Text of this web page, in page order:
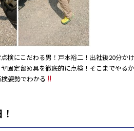
検にこだわる男！戸本裕二！出社後20分か
固定留め具を徹底的に点検！そこまでやるか
姿勢でわかる